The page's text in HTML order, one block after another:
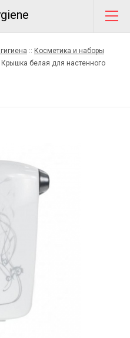
:: Косметика и наборы
белая для настенного